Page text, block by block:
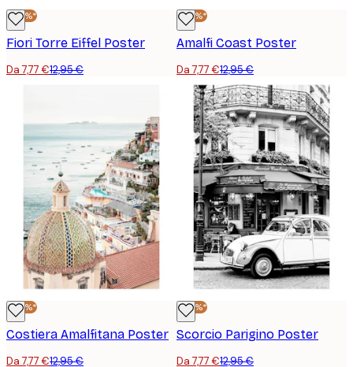
-40%*
Fiori Torre Eiffel Poster
Da 7,77 €12,95 €
-40%*
Amalfi Coast Poster
Da 7,77 €12,95 €
-40%*
Costiera Amalfitana Poster
Da 7,77 €12,95 €
-40%*
Scorcio Parigino Poster
Da 7,77 €12,95 €